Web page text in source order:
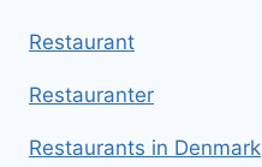
Restaurant
Restauranter
Restaurants in Denmark